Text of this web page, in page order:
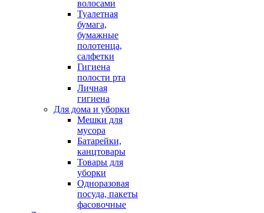
волосами
Туалетная
бумага,
бумажные
полотенца,
салфетки
Гигиена
полости рта
Личная
гигиена
Для дома и уборки
Мешки для
мусора
Батарейки,
канцтовары
Товары для
уборки
Одноразовая
посуда, пакеты
фасовочные